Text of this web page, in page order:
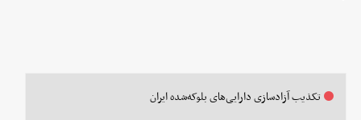
تکذیب آزادسازی دارایی‌های بلوکه‌شده ایران